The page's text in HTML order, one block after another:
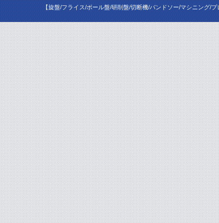
【旋盤/フライス/ボール盤/研削盤/切断機/バンドソー/マシニング/